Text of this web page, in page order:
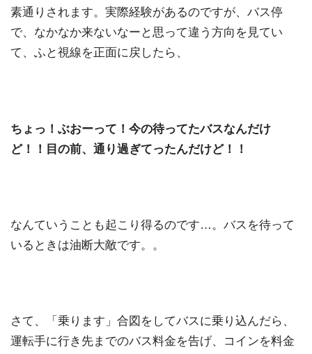
素通りされます。実際経験があるのですが、バス停
で、なかなか来ないなーと思って違う方向を見てい
て、ふと視線を正面に戻したら、
ちょっ！ぶおーって！今の待ってたバスなんだけ
ど！！目の前、通り過ぎてったんだけど！！
なんていうことも起こり得るのです…。バスを待って
いるときは油断大敵です。。
さて、「乗ります」合図をしてバスに乗り込んだら、
運転手に行き先までのバス料金を告げ、コインを料金